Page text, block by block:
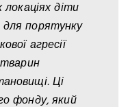
діти
порятунку
агресії
тварин
Ці
фонду, який